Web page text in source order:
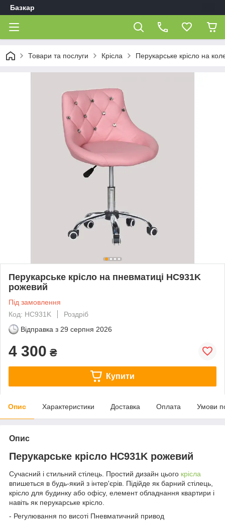
Базкар
Товари та послуги Крісла Перукарське крісло на
Перукарське крісло на пневматиці HC931K
рожевий
Під замовлення
Код: HC931K
Роздріб
Відправка з 29 серпня 2026
4 300 ₴
Купити
Опис Характеристики Доставка Оплата Умови
Опис
Перукарське крісло HC931K рожевий
Сучасний і стильний стілець. Простий дизайн цього крісла
впишеться в будь-який з інтер'єрів. Підійде як барний стілець,
крісло для будинку або офісу, елемент обладнання квартири і
навіть як перукарське крісло.
- Регулювання по висоті Пневматичний привод